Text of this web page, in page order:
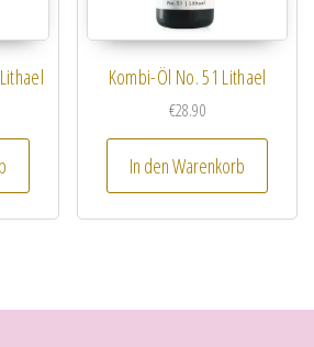
Kombi-Öl No. 51 Lithael
€28.90
In den Warenkorb